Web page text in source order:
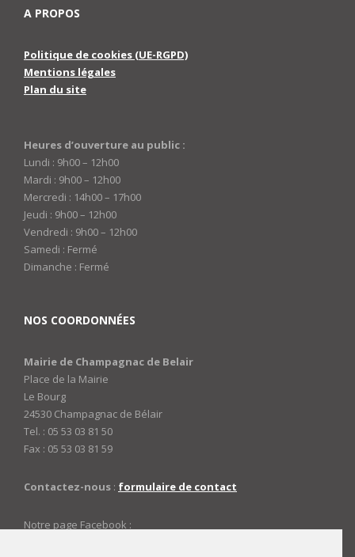
A PROPOS
Politique de cookies (UE-RGPD)
Mentions légales
Plan du site
Heures d’ouverture au public :
Lundi : 9h00 – 12h00
Mardi : 9h00 – 12h00
Mercredi : 14h00 – 17h00
Jeudi : 9h00 – 12h00
Vendredi : 9h00 – 12h00
Samedi : Fermé
Dimanche : Fermé
NOS COORDONNÉES
Mairie de Champagnac de Belair
Place de la Mairie
Le Bourg
24530 Champagnac de Bélair
Tel. : 05 53 03 81 50
Fax : 05 53 03 81 59
Contactez-nous : formulaire de contact
Notre page Facebook :